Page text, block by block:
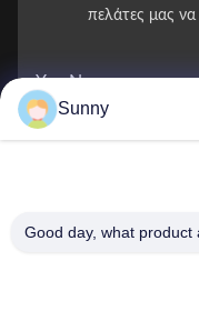
πελάτες μας να
You Name
*
Sunny
Good day, what